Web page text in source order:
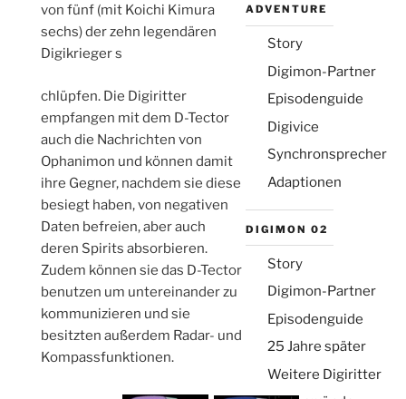
2 ·4
Name:
Email:
Die Emailadresse wird nicht veröffentlicht
von fünf (mit Koichi Kimura
sechs) der zehn legendären
Digikrieger s
relaisvih12
chlüpfen. Die Digiritter
empfangen mit dem D-Tector
auch die Nachrichten von
Ophanimon und können damit
ihre Gegner, nachdem sie diese
besiegt haben, von negativen
Daten befreien, aber auch
deren Spirits absorbieren.
Zudem können sie das D-Tector
benutzen um untereinander zu
kommunizieren und sie
besitzten außerdem Radar- und
Kompassfunktionen.
ADVENTURE
Story
Digimon-Partner
Episodenguide
Digivice
Synchronsprecher
Adaptionen
DIGIMON 02
Story
Digimon-Partner
Episodenguide
25 Jahre später
Weitere Digiritter